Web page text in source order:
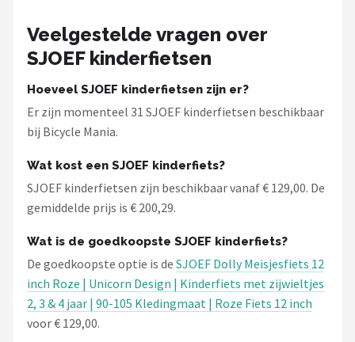
Veelgestelde vragen over
SJOEF kinderfietsen
Hoeveel SJOEF kinderfietsen zijn er?
Er zijn momenteel 31 SJOEF kinderfietsen beschikbaar
bij Bicycle Mania.
Wat kost een SJOEF kinderfiets?
SJOEF kinderfietsen zijn beschikbaar vanaf € 129,00. De
gemiddelde prijs is € 200,29.
Wat is de goedkoopste SJOEF kinderfiets?
De goedkoopste optie is de SJOEF Dolly Meisjesfiets 12
inch Roze | Unicorn Design | Kinderfiets met zijwieltjes
2, 3 & 4 jaar | 90-105 Kledingmaat | Roze Fiets 12 inch
voor € 129,00.